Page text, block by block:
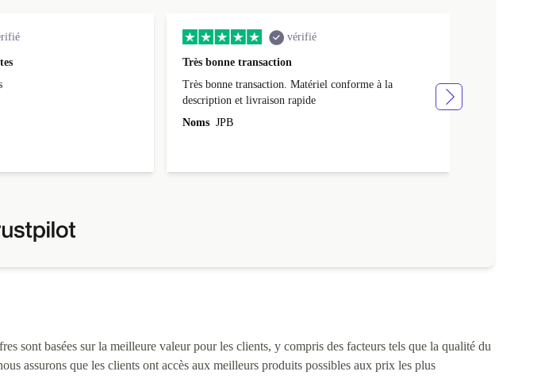
vérifié
Très bonne transaction
Très bonne transaction. Matériel conforme à la
description et livraison rapide
Noms JPB
sont basées sur la meilleure valeur pour les clients, y compris des facteurs tels que la qualité du
assurons que les clients ont accès aux meilleurs produits possibles aux prix les plus